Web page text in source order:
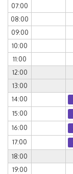
07:00
08:00
09:00
10:00
11:00
12:00
13:00
14:00
15:00
16:00
17:00
18:00
19:00